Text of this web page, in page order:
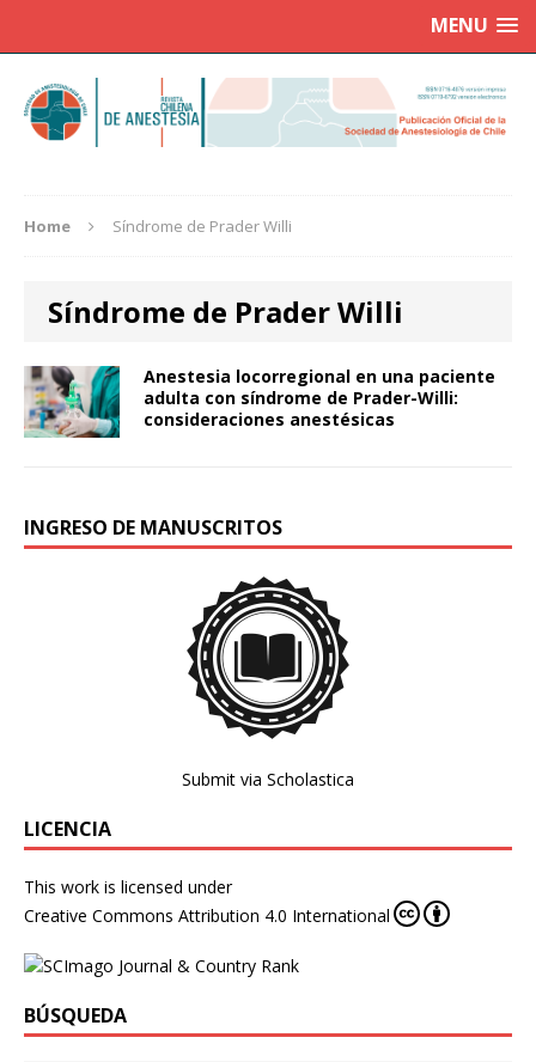
MENU
Home Síndrome de Prader Willi
Síndrome de Prader Willi
Anestesia locorregional en una paciente
adulta con síndrome de Prader-Willi:
consideraciones anestésicas
INGRESO DE MANUSCRITOS
Submit via Scholastica
LICENCIA
This work is licensed under
Creative Commons Attribution 4.0 International
BÚSQUEDA